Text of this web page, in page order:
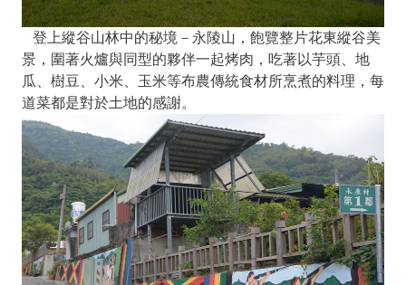
登上縱谷山林中的秘境－永陵山，飽覽整片花東縱谷美
景，圍著火爐與同型的夥伴一起烤肉，吃著以芋頭、地
瓜、樹豆、小米、玉米等布農傳統食材所烹煮的料理，每
道菜都是對於土地的感謝。